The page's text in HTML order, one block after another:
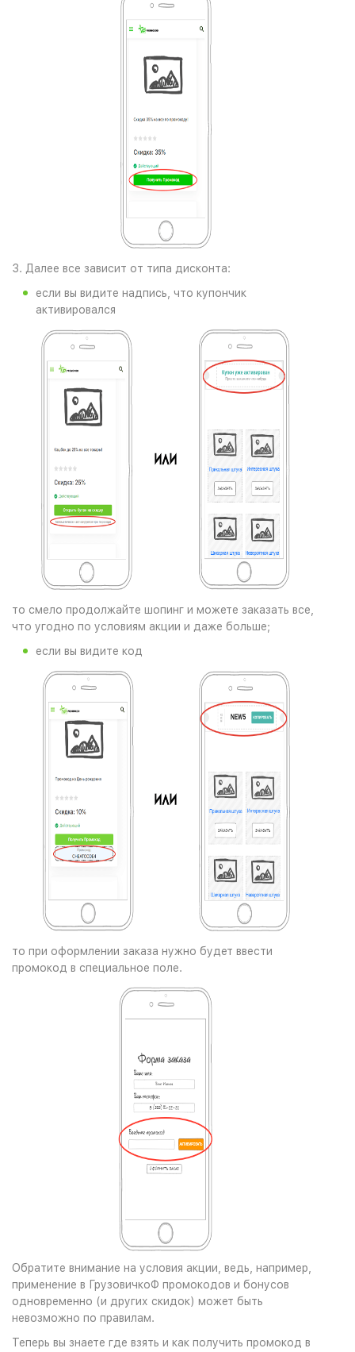
3. Далее все зависит от типа дисконта:
если вы видите надпись, что купончик
активировался
то смело продолжайте шопинг и можете заказать все,
что угодно по условиям акции и даже больше;
если вы видите код
то при оформлении заказа нужно будет ввести
промокод в специальное поле.
Обратите внимание на условия акции, ведь, например,
применение в ГрузовичкоФ промокодов и бонусов
одновременно (и других скидок) может быть
невозможно по правилам.
Теперь вы знаете где взять и как получить промокод в